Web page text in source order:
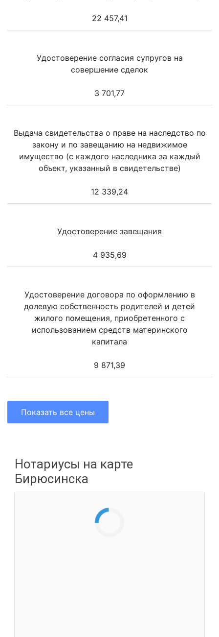
22 457,41
Удостоверение согласия супругов на
совершение сделок
3 701,77
Выдача свидетельства о праве на наследство по
закону и по завещанию на недвижимое
имущество (с каждого наследника за каждый
объект, указанный в свидетельстве)
12 339,24
Удостоверение завещания
4 935,69
Удостоверение договора по оформлению в
долевую собственность родителей и детей
жилого помещения, приобретенного с
использованием средств материнского
капитала
9 871,39
Показать все цены
Нотариусы на карте
Бирюсинска